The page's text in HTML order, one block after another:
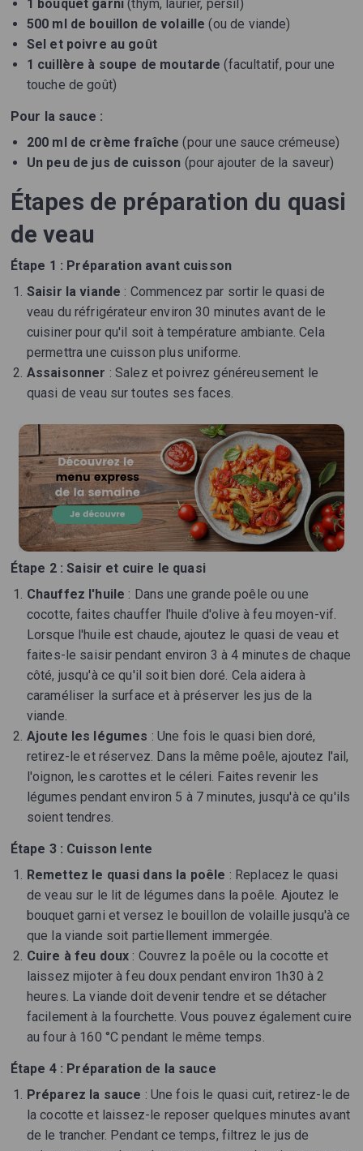
1 bouquet garni (thym, laurier, persil)
500 ml de bouillon de volaille (ou de viande)
Sel et poivre au goût
1 cuillère à soupe de moutarde (facultatif, pour une
touche de goût)
Pour la sauce :
200 ml de crème fraîche (pour une sauce crémeuse)
Un peu de jus de cuisson (pour ajouter de la saveur)
Étapes de préparation du quasi
de veau
Étape 1 : Préparation avant cuisson
Saisir la viande : Commencez par sortir le quasi de
veau du réfrigérateur environ 30 minutes avant de le
cuisiner pour qu'il soit à température ambiante. Cela
permettra une cuisson plus uniforme.
Assaisonner : Salez et poivrez généreusement le
quasi de veau sur toutes ses faces.
Étape 2 : Saisir et cuire le quasi
Chauffez l'huile : Dans une grande poêle ou une
cocotte, faites chauffer l'huile d'olive à feu moyen-vif.
Lorsque l'huile est chaude, ajoutez le quasi de veau et
faites-le saisir pendant environ 3 à 4 minutes de chaque
côté, jusqu'à ce qu'il soit bien doré. Cela aidera à
caraméliser la surface et à préserver les jus de la
viande.
Ajoute les légumes : Une fois le quasi bien doré,
retirez-le et réservez. Dans la même poêle, ajoutez l'ail,
l'oignon, les carottes et le céleri. Faites revenir les
légumes pendant environ 5 à 7 minutes, jusqu'à ce qu'ils
soient tendres.
Étape 3 : Cuisson lente
Remettez le quasi dans la poêle : Replacez le quasi
de veau sur le lit de légumes dans la poêle. Ajoutez le
bouquet garni et versez le bouillon de volaille jusqu'à ce
que la viande soit partiellement immergée.
Cuire à feu doux : Couvrez la poêle ou la cocotte et
laissez mijoter à feu doux pendant environ 1h30 à 2
heures. La viande doit devenir tendre et se détacher
facilement à la fourchette. Vous pouvez également cuire
au four à 160 °C pendant le même temps.
Étape 4 : Préparation de la sauce
Préparez la sauce : Une fois le quasi cuit, retirez-le de
la cocotte et laissez-le reposer quelques minutes avant
de le trancher. Pendant ce temps, filtrez le jus de